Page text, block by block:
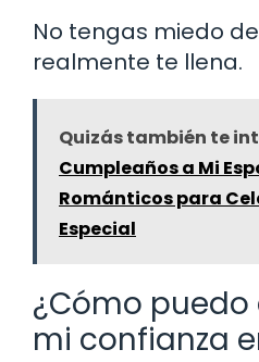
No tengas miedo
realmente te llena.
Quizás también te
Cumpleaños a Mi
Románticos para
Especial
¿Cómo
mi confianza